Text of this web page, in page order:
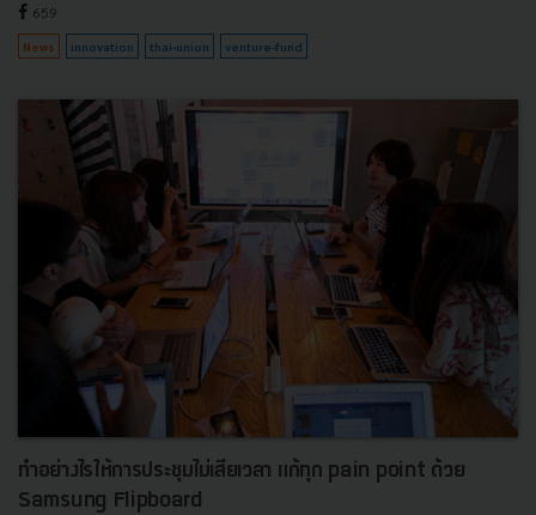
659
News innovation thai-union venture-fund
ทำอย่างไรให้การประชุมไม่เสียเวลา แก้ทุก pain point ด้วย
Samsung Flipboard